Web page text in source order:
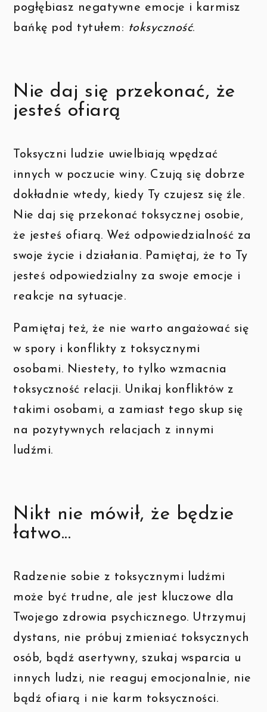
pogłębiasz negatywne emocje i karmisz
bańkę pod tytułem: toksyczność.
Nie daj się przekonać, że
jesteś ofiarą
Toksyczni ludzie uwielbiają wpędzać
innych w poczucie winy. Czują się dobrze
dokładnie wtedy, kiedy Ty czujesz się źle.
Nie daj się przekonać toksycznej osobie,
że jesteś ofiarą. Weź odpowiedzialność za
swoje życie i działania. Pamiętaj, że to Ty
jesteś odpowiedzialny za swoje emocje i
reakcje na sytuacje.
Pamiętaj też, że nie warto angażować się
w spory i konflikty z toksycznymi
osobami. Niestety, to tylko wzmacnia
toksyczność relacji. Unikaj konfliktów z
takimi osobami, a zamiast tego skup się
na pozytywnych relacjach z innymi
ludźmi.
Nikt nie mówił, że będzie
łatwo...
Radzenie sobie z toksycznymi ludźmi
może być trudne, ale jest kluczowe dla
Twojego zdrowia psychicznego. Utrzymuj
dystans, nie próbuj zmieniać toksycznych
osób, bądź asertywny, szukaj wsparcia u
innych ludzi, nie reaguj emocjonalnie, nie
bądź ofiarą i nie karm toksyczności.